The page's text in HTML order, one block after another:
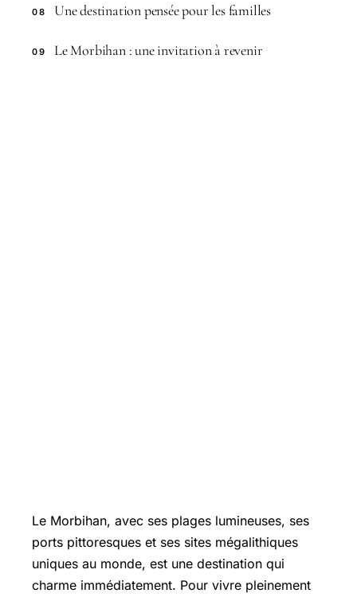
08 Une destination pensée pour les familles
09 Le Morbihan : une invitation à revenir
Le Morbihan, avec ses plages lumineuses, ses
ports pittoresques et ses sites mégalithiques
uniques au monde, est une destination qui
charme immédiatement. Pour vivre pleinement